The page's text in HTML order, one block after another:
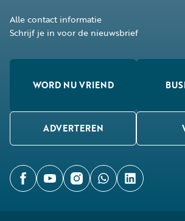
Alle contact informatie
Schrijf je in voor de nieuwsbrief
WORD NU VRIEND
ADVERTEREN